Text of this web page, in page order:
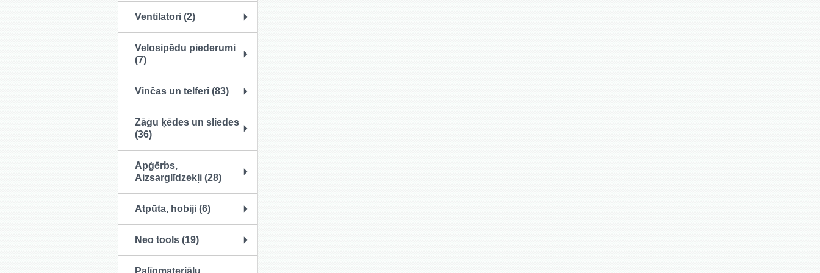
Ventilatori (2)
Velosipēdu piederumi
(7)
Vinčas un telferi (83)
Zāģu ķēdes un sliedes
(36)
Apģērbs,
Aizsarglīdzekļi (28)
Atpūta, hobiji (6)
Neo tools (19)
Palīgmateriālu